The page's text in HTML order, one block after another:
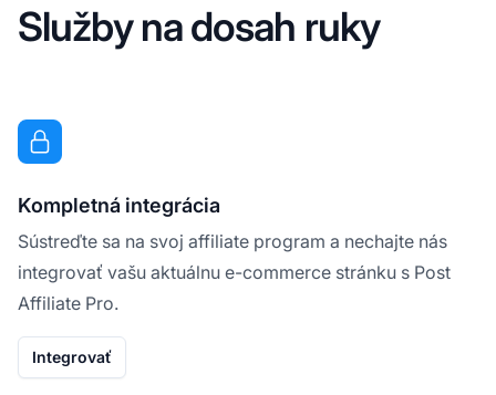
Služby na dosah ruky
Kompletná integrácia
Sústreďte sa na svoj affiliate program a nechajte nás
integrovať vašu aktuálnu e-commerce stránku s Post
Affiliate Pro.
Integrovať